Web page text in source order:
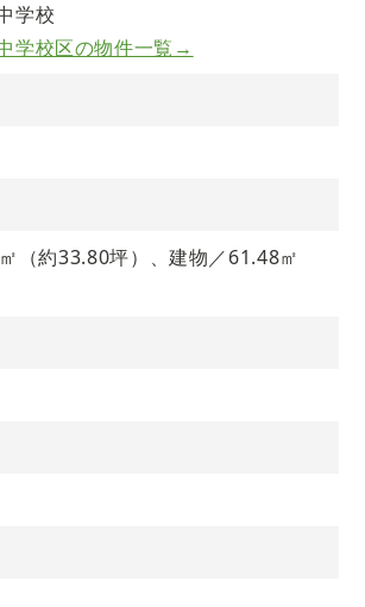
学校
学校区の物件一覧→
（約33.80坪）、建物／61.48㎡